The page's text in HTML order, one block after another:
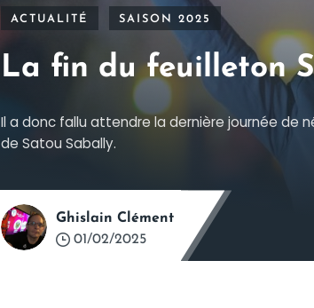
ACTUALITÉ SAISON 2025
La fin du feuilleton
Il a donc fallu attendre la dernière journée de
de Satou Sabally.
01/02/2025
Ghislain Clément